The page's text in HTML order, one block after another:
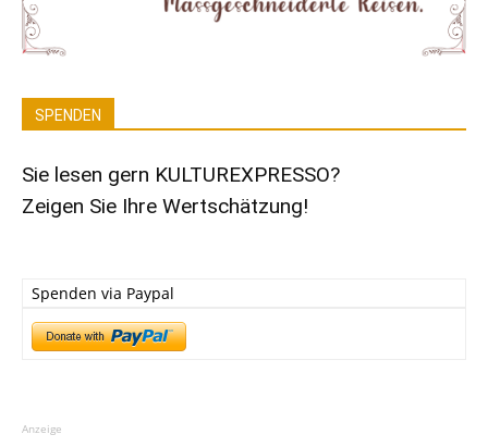
SPENDEN
Sie lesen gern KULTUREXPRESSO?
Zeigen Sie Ihre Wertschätzung!
Spenden via Paypal
Anzeige